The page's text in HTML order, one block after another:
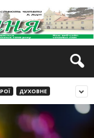
ДУХОВНЕ